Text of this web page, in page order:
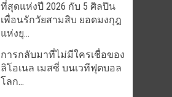
ที่สุดแห่งปี 2026 กับ 5 ศิลปิน
เพื่อนรักวัยสามสิบ ยอดมงกุฎ
แห่งยุ...
การกลับมาที่ไม่มีใครเชื่อของ
ลิโอเนล เมสซี่ บนเวทีฟุตบอล
โลก...